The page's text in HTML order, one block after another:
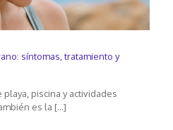
síntomas, tratamiento y
piscina y actividades
es la […]